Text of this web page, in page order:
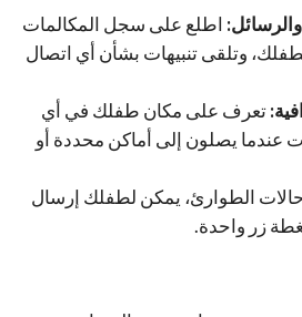
اطلع على سجل المكالمات
وتلقى تنبيهات بشأن أي اتصال
تعرف على مكان طفلك في أي
عندما يصلون إلى أماكن محددة أو
الطوارئ، يمكن لطفلك إرسال